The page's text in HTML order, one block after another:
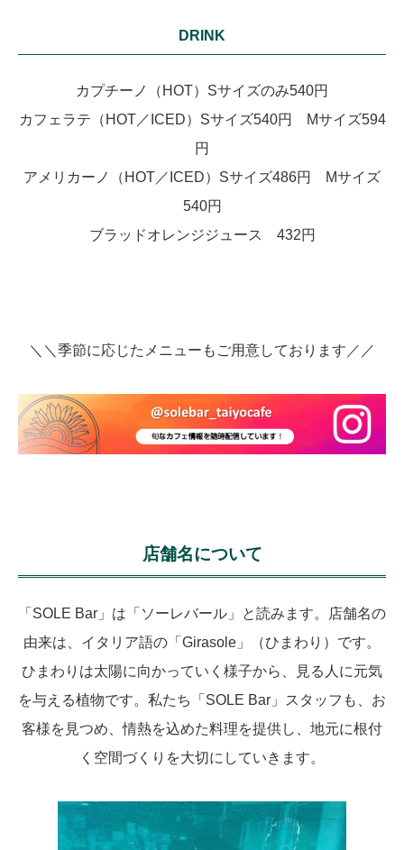
DRINK
カプチーノ（HOT）Sサイズのみ540円
カフェラテ（HOT／ICED）Sサイズ540円 Mサイズ594
円
アメリカーノ（HOT／ICED）Sサイズ486円 Mサイズ
540円
ブラッドオレンジジュース 432円
＼＼季節に応じたメニューもご用意しております／／
店舗名について
「SOLE Bar」は「ソーレバール」と読みます。店舗名の
由来は、イタリア語の「Girasole」（ひまわり）です。
ひまわりは太陽に向かっていく様子から、見る人に元気
を与える植物です。私たち「SOLE Bar」スタッフも、お
客様を見つめ、情熱を込めた料理を提供し、地元に根付
く空間づくりを大切にしていきます。